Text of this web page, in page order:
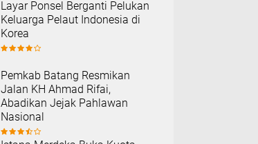
Layar Ponsel Berganti Pelukan
Keluarga Pelaut Indonesia di
Korea
Pemkab Batang Resmikan
Jalan KH Ahmad Rifai,
Abadikan Jejak Pahlawan
Nasional